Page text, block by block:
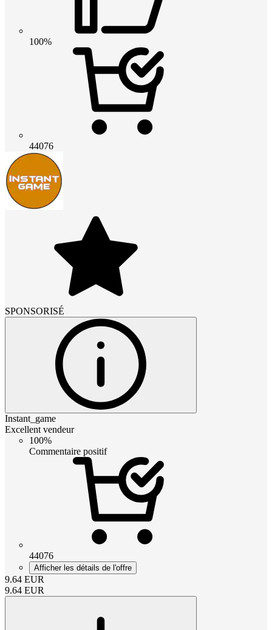
100%
44076
SPONSORISÉ
Instant_game
Excellent vendeur
100%
Commentaire positif
44076
Afficher les détails de l'offre
9.64 EUR
9.64 EUR